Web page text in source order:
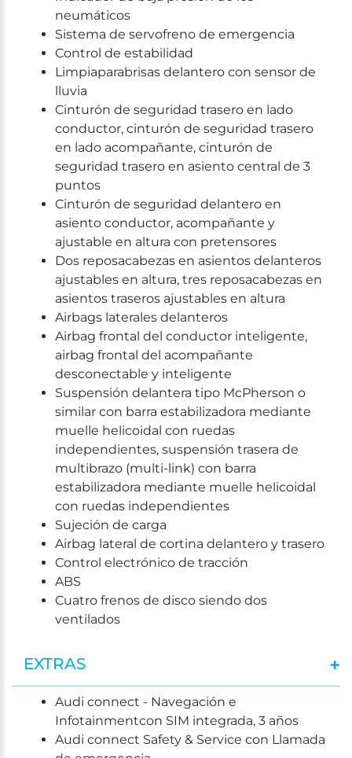
neumáticos
Sistema de servofreno de emergencia
Control de estabilidad
Limpiaparabrisas delantero con sensor de
lluvia
Cinturón de seguridad trasero en lado
conductor, cinturón de seguridad trasero
en lado acompañante, cinturón de
seguridad trasero en asiento central de 3
puntos
Cinturón de seguridad delantero en
asiento conductor, acompañante y
ajustable en altura con pretensores
Dos reposacabezas en asientos delanteros
ajustables en altura, tres reposacabezas en
asientos traseros ajustables en altura
Airbags laterales delanteros
Airbag frontal del conductor inteligente,
airbag frontal del acompañante
desconectable y inteligente
Suspensión delantera tipo McPherson o
similar con barra estabilizadora mediante
muelle helicoidal con ruedas
independientes, suspensión trasera de
multibrazo (multi-link) con barra
estabilizadora mediante muelle helicoidal
con ruedas independientes
Sujeción de carga
Airbag lateral de cortina delantero y trasero
Control electrónico de tracción
ABS
Cuatro frenos de disco siendo dos
ventilados
EXTRAS
Audi connect - Navegación e
Infotainmentcon SIM integrada, 3 años
Audi connect Safety & Service con Llamada